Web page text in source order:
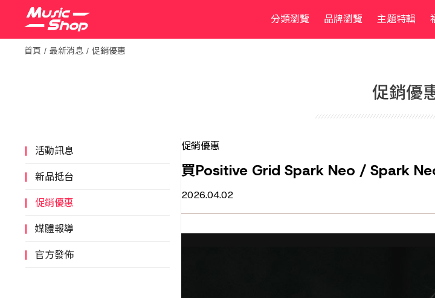
分類瀏覽 品牌瀏覽 主題特輯
首頁 最新消息 促銷優惠
促銷優
活動訊息
新品抵台
促銷優惠
媒體報導
官方發佈
促銷優惠
買Positive Grid Spark Neo / Spark
2026.04.02